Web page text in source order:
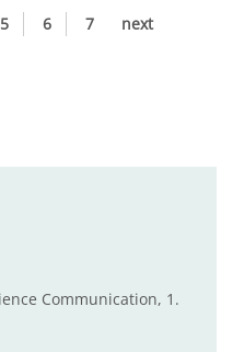
5 6 7 next
Communication, 1.